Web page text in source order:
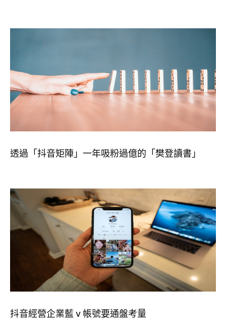
透過「抖音矩陣」一年吸粉過億的「樊登讀書」
抖音經營企業藍 v 帳號要通盤考量